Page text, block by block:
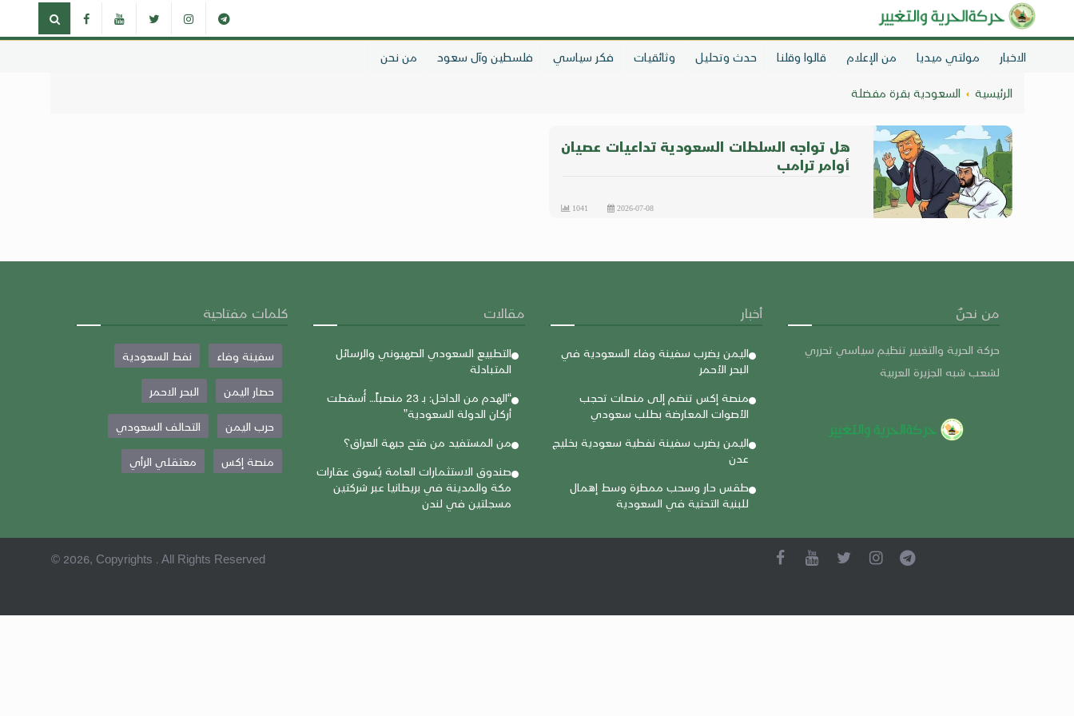
الاخبار مولتي ميديا من الإعلام قالوا وقلنا حدث وتحليل وثائقيات فكر سياسي فلسطين وآل سعود من نحن
الرئيسية السعودية بقرة مفضلة
هل تواجه السلطات السعودية تداعيات عصيان
أوامر ترامب
2026-07-08
1041
من نحنٌ
حركة الحرية والتغيير تنظيم سياسي تحرري
لشعب شبه الجزيرة العربية
أخبار
اليمن يضرب سفينة وفاء السعودية في
البحر الأحمر
منصة إكس تنضم إلى منصات تحجب
الأصوات المعارضة بطلب سعودي
اليمن يضرب سفينة نفطية سعودية بخليج
عدن
طقس حار وسحب ممطرة وسط إهمال
للبنية التحتية في السعودية
مقالات
التطبيع السعودي الصهيوني والرسائل
المتبادلة
“الهدم من الداخل: بـ 23 منصباً… أُسقطت
أركان الدولة السعودية”
من المستفيد من فتح جبهة العراق؟
صندوق الاستثمارات العامة يُسوق عقارات
مكة والمدينة في بريطانيا عبر شركتين
مسجلتين في لندن
كلمات مفتاحية
سفينة وفاء نفط السعودية
حصار اليمن البحر الاحمر
حرب اليمن التحالف السعودي
منصة إكس معتقلي الرأي
© 2026, Copyrights . All Rights Reserved